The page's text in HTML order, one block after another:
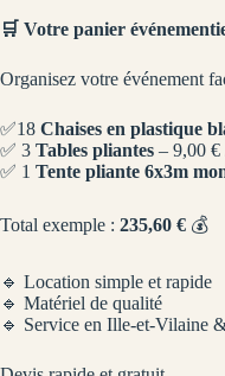
🛒 Votre panier
Organisez votre événement
✅18 Chaises en plastique
✅ 3 Tables pliantes – 9,00 €
✅ 1 Tente pliante 6x3m
Total exemple : 235,60 € 💰
🔹 Location simple et rapide
🔹 Matériel de qualité
🔹 Service en Ille-et-Vilaine